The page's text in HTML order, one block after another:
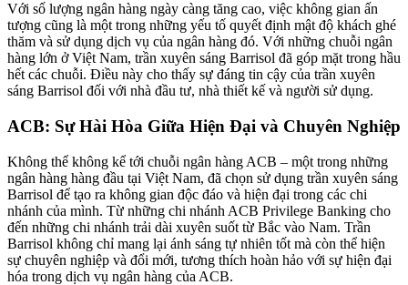
Với số lượng ngân hàng ngày càng tăng cao, việc không gian ấn
tượng cũng là một trong những yếu tố quyết định mật độ khách ghé
thăm và sử dụng dịch vụ của ngân hàng đó. Với những chuỗi ngân
hàng lớn ở Việt Nam, trần xuyên sáng Barrisol đã góp mặt trong hầu
hết các chuỗi. Điều này cho thấy sự đáng tin cậy của trần xuyên
sáng Barrisol đối với nhà đầu tư, nhà thiết kế và người sử dụng.
ACB: Sự Hài Hòa Giữa Hiện Đại và Chuyên Nghiệp
Không thể không kể tới chuỗi ngân hàng ACB – một trong những
ngân hàng hàng đầu tại Việt Nam, đã chọn sử dụng trần xuyên sáng
Barrisol để tạo ra không gian độc đáo và hiện đại trong các chi
nhánh của mình. Từ những chi nhánh ACB Privilege Banking cho
đến những chi nhánh trải dài xuyên suốt từ Bắc vào Nam. Trần
Barrisol không chỉ mang lại ánh sáng tự nhiên tốt mà còn thể hiện
sự chuyên nghiệp và đổi mới, tương thích hoàn hảo với sự hiện đại
hóa trong dịch vụ ngân hàng của ACB.